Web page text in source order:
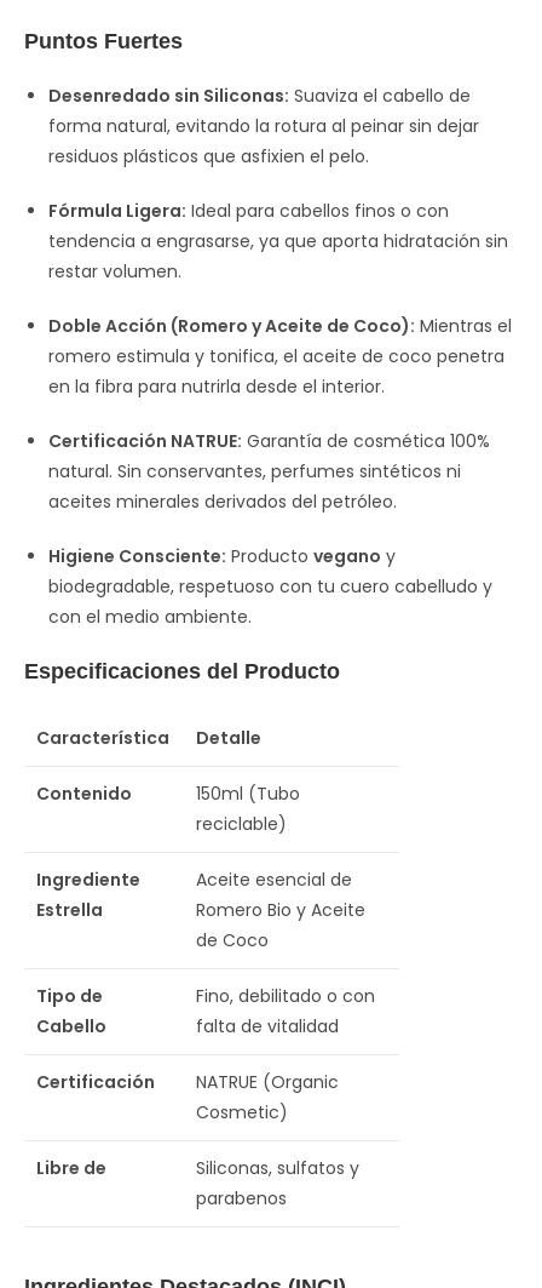
Puntos Fuertes
Desenredado sin Siliconas: Suaviza el cabello de
forma natural, evitando la rotura al peinar sin dejar
residuos plásticos que asfixien el pelo.
Fórmula Ligera: Ideal para cabellos finos o con
tendencia a engrasarse, ya que aporta hidratación sin
restar volumen.
Doble Acción (Romero y Aceite de Coco): Mientras el
romero estimula y tonifica, el aceite de coco penetra
en la fibra para nutrirla desde el interior.
Certificación NATRUE: Garantía de cosmética 100%
natural. Sin conservantes, perfumes sintéticos ni
aceites minerales derivados del petróleo.
Higiene Consciente: Producto vegano y
biodegradable, respetuoso con tu cuero cabelludo y
con el medio ambiente.
Especificaciones del Producto
Característica Detalle
Contenido
150ml (Tubo
reciclable)
Ingrediente
Estrella
Aceite esencial de
Romero Bio y Aceite
de Coco
Tipo de
Cabello
Fino, debilitado o con
falta de vitalidad
Certificación
NATRUE (Organic
Cosmetic)
Libre de
Siliconas, sulfatos y
parabenos